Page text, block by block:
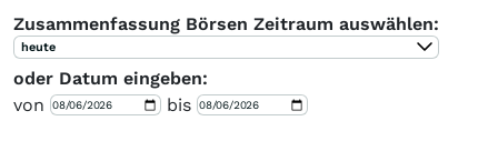
Zusammenfassung Börsen Zeitraum auswählen:
heute
oder Datum eingeben:
von
bis